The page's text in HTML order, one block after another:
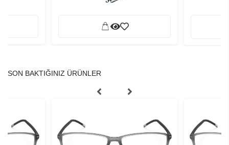
SON BAKTIĞINIZ ÜRÜNLER